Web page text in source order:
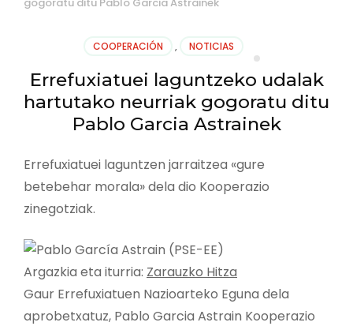
COOPERACIÓN , NOTICIAS
Errefuxiatuei laguntzeko udalak
hartutako neurriak gogoratu ditu
Pablo Garcia Astrainek
Errefuxiatuei laguntzen jarraitzea «gure
betebehar morala» dela dio Kooperazio
zinegotziak.
Argazkia eta iturria: Zarauzko Hitza
Gaur Errefuxiatuen Nazioarteko Eguna dela
aprobetxatuz, Pablo Garcia Astrain Kooperazio